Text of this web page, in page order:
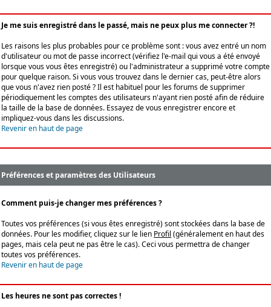
Je me suis enregistré dans le passé, mais ne peux plus me connecter ?!
Les raisons les plus probables pour ce problème sont : vous avez entré un nom
d'utilisateur ou mot de passe incorrect (vérifiez l'e-mail qui vous a été envoyé
lorsque vous vous êtes enregistré) ou l'administrateur a supprimé votre compte
pour quelque raison. Si vous vous trouvez dans le dernier cas, peut-être alors
que vous n'avez rien posté ? Il est habituel pour les forums de supprimer
périodiquement les comptes des utilisateurs n'ayant rien posté afin de réduire
la taille de la base de données. Essayez de vous enregistrer encore et
impliquez-vous dans les discussions.
Revenir en haut de page
Préférences et paramètres des Utilisateurs
Comment puis-je changer mes préférences ?
Toutes vos préférences (si vous êtes enregistré) sont stockées dans la base de
données. Pour les modifier, cliquez sur le lien Profil (généralement en haut des
pages, mais cela peut ne pas être le cas). Ceci vous permettra de changer
toutes vos préférences.
Revenir en haut de page
Les heures ne sont pas correctes !